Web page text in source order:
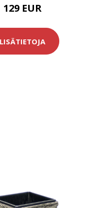
129 EUR
LISÄTIETOJA